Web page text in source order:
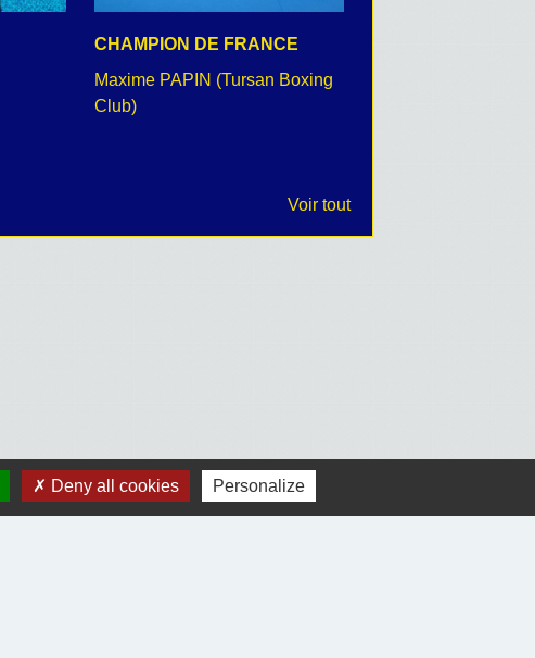
CHAMPION DE FRANCE
Maxime PAPIN (Tursan Boxing
Club)
Voir tout
Deny all cookies Personalize